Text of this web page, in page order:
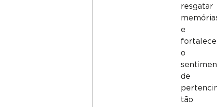
resgatar
e
o
de
tão